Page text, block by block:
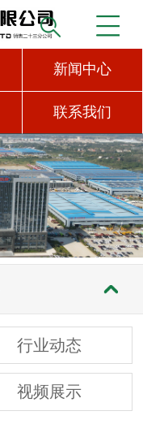
新闻中心
联系我们
行业动态
视频展示